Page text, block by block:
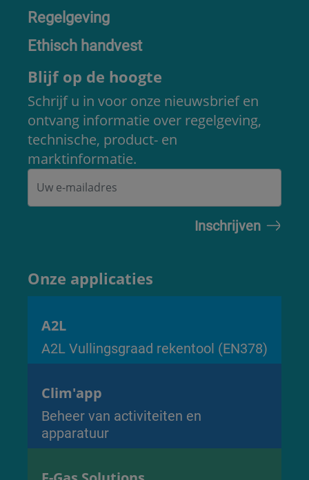
Regelgeving
Ethisch handvest
Blijf op de hoogte
Schrijf u in voor onze nieuwsbrief en
ontvang informatie over regelgeving,
technische, product- en
marktinformatie.
Onze applicaties
A2L
A2L Vullingsgraad rekentool (EN378)
Clim'app
Beheer van activiteiten en
apparatuur